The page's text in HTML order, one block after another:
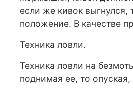
если же кивок выгнулся,
положение. В качестве
Техника ловли.
Техника ловли на
поднимая ее, то